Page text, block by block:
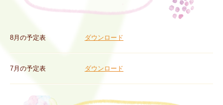
8 月の予定表 ダウンロード
7 月の予定表 ダウンロード